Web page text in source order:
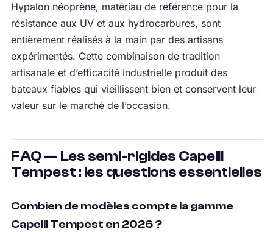
Hypalon néoprène, matériau de référence pour la
résistance aux UV et aux hydrocarbures, sont
entièrement réalisés à la main par des artisans
expérimentés. Cette combinaison de tradition
artisanale et d’efficacité industrielle produit des
bateaux fiables qui vieillissent bien et conservent leur
valeur sur le marché de l’occasion.
FAQ — Les semi-rigides Capelli
Tempest : les questions essentielles
Combien de modèles compte la gamme
Capelli Tempest en 2026 ?